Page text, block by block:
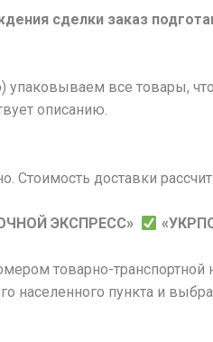
сделки заказ
упаковываем все товары,
описанию.
Стоимость доставки
ЭКСПРЕСС»
товарно-
населенного пункта и